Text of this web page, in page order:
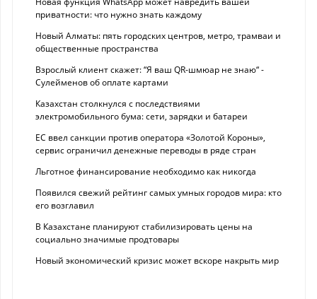
приватности: что нужно знать каждому
Новый Алматы: пять городских центров, метро, трамваи и
общественные пространства
Взрослый клиент скажет: “Я ваш QR-шмюар не знаю“ -
Сулейменов об оплате картами
Казахстан столкнулся с последствиями
электромобильного бума: сети, зарядки и батареи
ЕС ввел санкции против оператора «Золотой Короны»,
сервис ограничил денежные переводы в ряде стран
Льготное финансирование необходимо как никогда
Появился свежий рейтинг самых умных городов мира: кто
его возглавил
В Казахстане планируют стабилизировать цены на
социально значимые продтовары
Новый экономический кризис может вскоре накрыть мир